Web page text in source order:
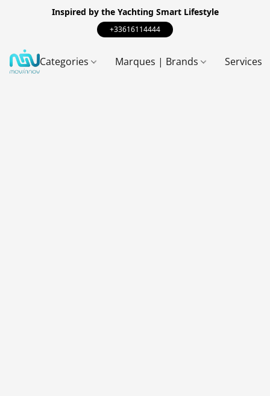
Inspired by the Yachting Smart Lifestyle
+33616114444
Categories Marques | Brands Services